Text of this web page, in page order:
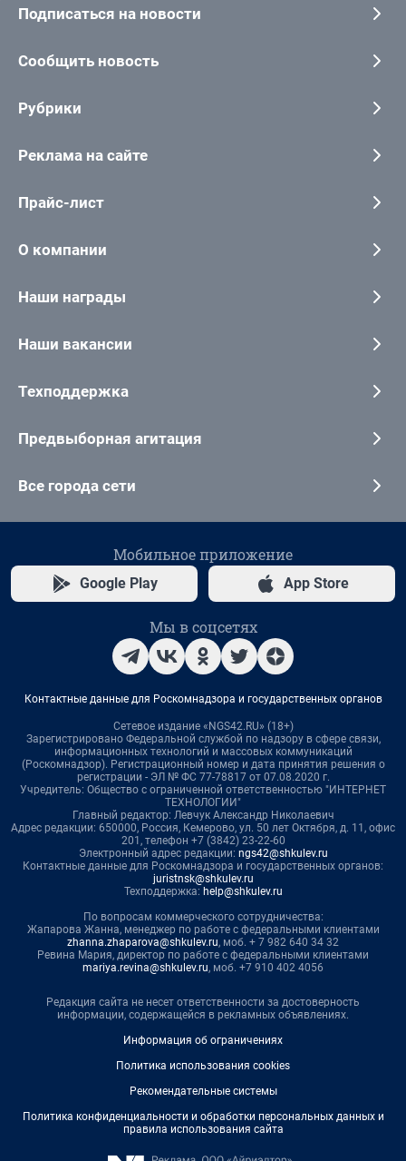
Подписаться на новости
Сообщить новость
Рубрики
Реклама на сайте
Прайс-лист
О компании
Наши награды
Наши вакансии
Техподдержка
Предвыборная агитация
Все города сети
Мобильное приложение
Google Play App Store
Мы в соцсетях
Контактные данные для Роскомнадзора и государственных органов
Сетевое издание «NGS42.RU» (18+)
Зарегистрировано Федеральной службой по надзору в сфере связи,
информационных технологий и массовых коммуникаций
(Роскомнадзор). Регистрационный номер и дата принятия решения о
регистрации - ЭЛ № ФС 77-78817 от 07.08.2020 г.
Учредитель: Общество с ограниченной ответственностью "ИНТЕРНЕТ
ТЕХНОЛОГИИ"
Главный редактор: Левчук Александр Николаевич
Адрес редакции: 650000, Россия, Кемерово, ул. 50 лет Октября, д. 11, офис
201, телефон +7 (3842) 23-22-60
Электронный адрес редакции: ngs42@shkulev.ru
Контактные данные для Роскомнадзора и государственных органов:
juristnsk@shkulev.ru
Техподдержка: help@shkulev.ru
По вопросам коммерческого сотрудничества:
Жапарова Жанна, менеджер по работе с федеральными клиентами
zhanna.zhaparova@shkulev.ru, моб. + 7 982 640 34 32
Ревина Мария, директор по работе с федеральными клиентами
mariya.revina@shkulev.ru, моб. +7 910 402 4056
Редакция сайта не несет ответственности за достоверность
информации, содержащейся в рекламных объявлениях.
Информация об ограничениях
Политика использования cookies
Рекомендательные системы
Политика конфиденциальности и обработки персональных данных и
правила использования сайта